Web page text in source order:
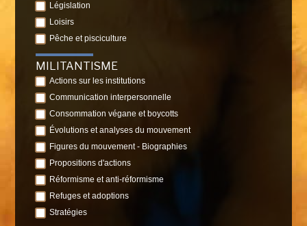
Législation
Loisirs
Pêche et pisciculture
MILITANTISME
Actions sur les institutions
Communication interpersonnelle
Consommation végane et boycotts
Évolutions et analyses du mouvement
Figures du mouvement - Biographies
Propositions d'actions
Réformisme et anti-réformisme
Refuges et adoptions
Stratégies